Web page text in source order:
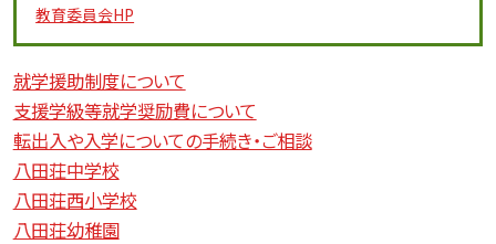
教育委員会HP
就学援助制度について
支援学級等就学奨励費について
転出入や入学についての手続き・ご相談
八田荘中学校
八田荘西小学校
八田荘幼稚園